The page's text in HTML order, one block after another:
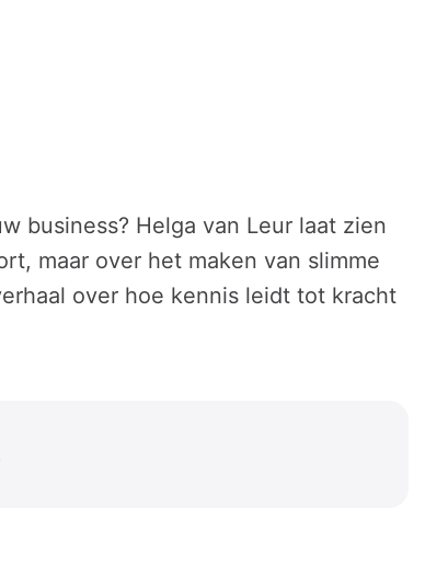
business? Helga van Leur laat zien
maar over het maken van slimme
over hoe kennis leidt tot kracht